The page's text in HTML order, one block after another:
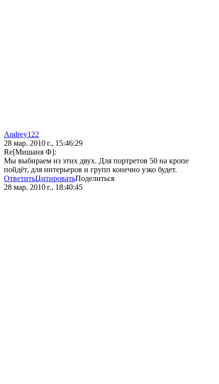
Andrey122
28 мар. 2010 г., 15:46:29
Re[Мишаня Ф]:
Мы выбираем из этих двух. Для портретов 50 на кропе
пойдёт, для интерьеров и групп конечно узко будет.
ОтветитьЦитироватьПоделиться
28 мар. 2010 г., 18:40:45